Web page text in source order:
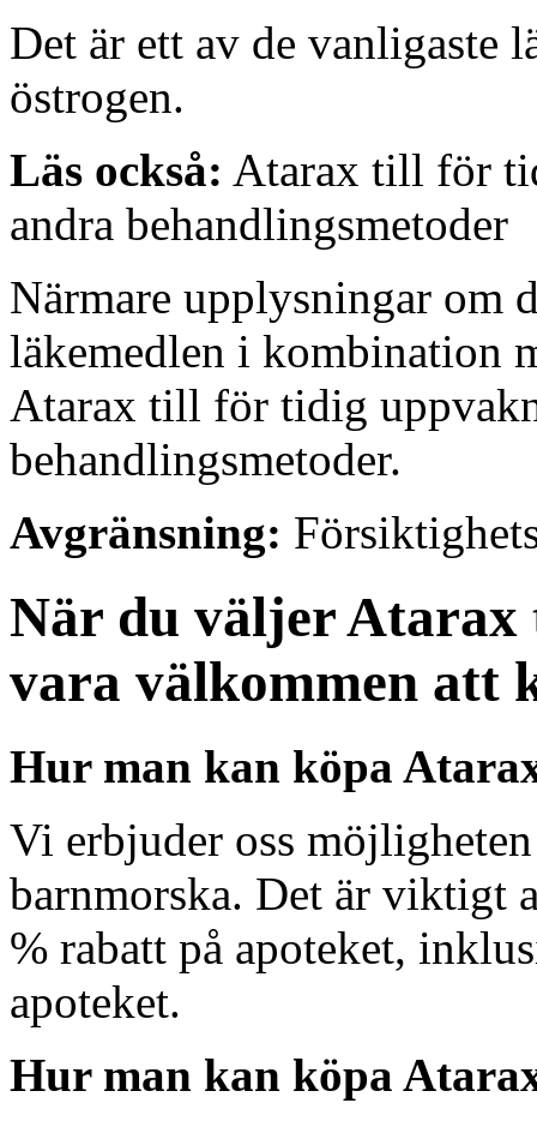
Det är ett av de vanligaste
östrogen.
Läs också: Atarax till för
andra behandlingsmetoder
Närmare upplysningar om
läkemedlen i kombination
Atarax till för tidig
behandlingsmetoder.
Avgränsning:
När du väljer
vara välkommen att
Hur man kan köpa
Vi erbjuder oss
barnmorska. Det är viktigt
% rabatt på apoteket,
apoteket.
Hur man kan köpa